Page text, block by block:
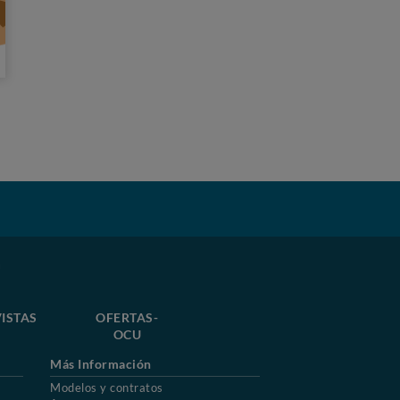
OFERTAS-
OCU
Más Información
Modelos y contratos